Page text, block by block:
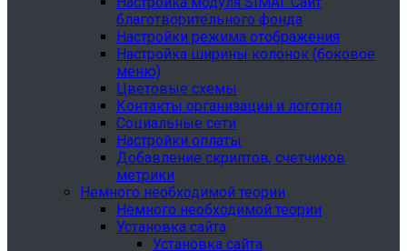
благотворительного фонда
Настройки режима отображения
Настройка ширины колонок (боковое
меню)
Цветовые схемы
Контакты организации и логотип
Социальные сети
Настройки оплаты
Добавление скриптов, счетчиков
метрики
Немного необходимой теории
Немного необходимой теории
Установка сайта
Установка сайта